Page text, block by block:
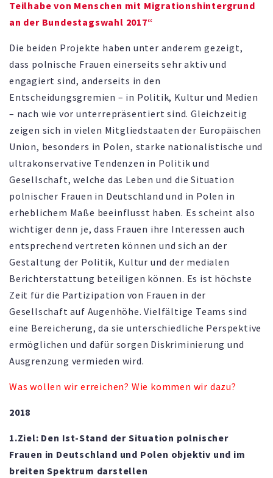
Teilhabe von Menschen mit Migrationshintergrund
an der Bundestagswahl 2017“
Die beiden Projekte haben unter anderem gezeigt,
dass polnische Frauen einerseits sehr aktiv und
engagiert sind, anderseits in den
Entscheidungsgremien – in Politik, Kultur und Medien
– nach wie vor unterrepräsentiert sind. Gleichzeitig
zeigen sich in vielen Mitgliedstaaten der Europäischen
Union, besonders in Polen, starke nationalistische und
ultrakonservative Tendenzen in Politik und
Gesellschaft, welche das Leben und die Situation
polnischer Frauen in Deutschland und in Polen in
erheblichem Maße beeinflusst haben. Es scheint also
wichtiger denn je, dass Frauen ihre Interessen auch
entsprechend vertreten können und sich an der
Gestaltung der Politik, Kultur und der medialen
Berichterstattung beteiligen können. Es ist höchste
Zeit für die Partizipation von Frauen in der
Gesellschaft auf Augenhöhe. Vielfältige Teams sind
eine Bereicherung, da sie unterschiedliche Perspektive
ermöglichen und dafür sorgen Diskriminierung und
Ausgrenzung vermieden wird.
Was wollen wir erreichen? Wie kommen wir dazu?
2018
1.Ziel: Den Ist-Stand der Situation polnischer
Frauen in Deutschland und Polen objektiv und im
breiten Spektrum darstellen